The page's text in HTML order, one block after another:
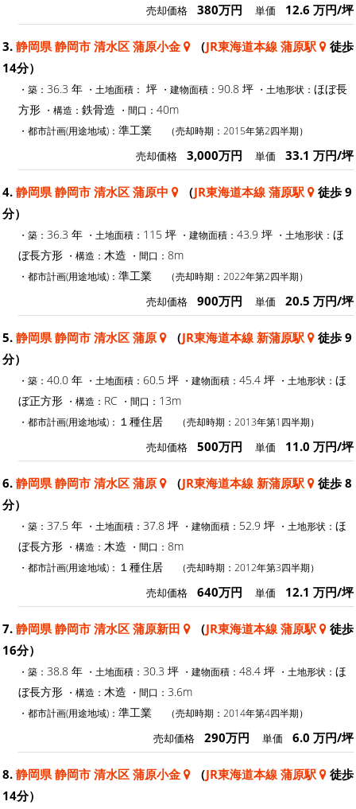
売却価格 380万円 単価 12.6 万円/坪
3. 静岡県 静岡市 清水区 蒲原小金 （JR東海道本線 蒲原駅
徒歩
14分）
・築： 36.3 年 ・土地面積： 坪 ・建物面積： 90.8 坪 ・土地形状： ほぼ長
方形 ・構造： 鉄骨造 ・間口： 40m
・都市計画(用途地域)： 準工業 （売却時期：2015年第2四半期）
売却価格 3,000万円 単価 33.1 万円/坪
4. 静岡県 静岡市 清水区 蒲原中 （JR東海道本線 蒲原駅
徒歩 9
分）
・築： 36.3 年 ・土地面積： 115 坪 ・建物面積： 43.9 坪 ・土地形状： ほ
ぼ長方形 ・構造： 木造 ・間口： 8m
・都市計画(用途地域)： 準工業 （売却時期：2022年第2四半期）
売却価格 900万円 単価 20.5 万円/坪
5. 静岡県 静岡市 清水区 蒲原 （JR東海道本線 新蒲原駅
徒歩 9
分）
・築： 40.0 年 ・土地面積： 60.5 坪 ・建物面積： 45.4 坪 ・土地形状： ほ
ぼ正方形 ・構造： RC ・間口： 13m
・都市計画(用途地域)： １種住居 （売却時期：2013年第1四半期）
売却価格 500万円 単価 11.0 万円/坪
6. 静岡県 静岡市 清水区 蒲原 （JR東海道本線 新蒲原駅
徒歩 8
分）
・築： 37.5 年 ・土地面積： 37.8 坪 ・建物面積： 52.9 坪 ・土地形状： ほ
ぼ長方形 ・構造： 木造 ・間口： 8m
・都市計画(用途地域)： １種住居 （売却時期：2012年第3四半期）
売却価格 640万円 単価 12.1 万円/坪
7. 静岡県 静岡市 清水区 蒲原新田 （JR東海道本線 蒲原駅
徒歩
16分）
・築： 38.8 年 ・土地面積： 30.3 坪 ・建物面積： 48.4 坪 ・土地形状： ほ
ぼ長方形 ・構造： 木造 ・間口： 3.6m
・都市計画(用途地域)： 準工業 （売却時期：2014年第4四半期）
売却価格 290万円 単価 6.0 万円/坪
8. 静岡県 静岡市 清水区 蒲原小金 （JR東海道本線 蒲原駅
徒歩
14分）